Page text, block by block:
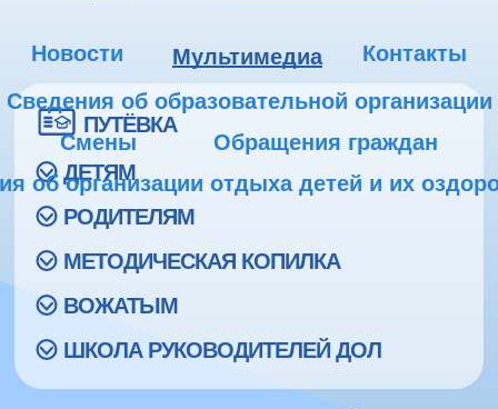
Новости Мультимедиа
Контакты
Сведения об образовательной организации
Смены
Обращения граждан
об организации отдыха детей и их
ПУТЁВКА
ДЕТЯМ
РОДИТЕЛЯМ
МЕТОДИЧЕСКАЯ КОПИЛКА
ВОЖАТЫМ
ШКОЛА РУКОВОДИТЕЛЕЙ ДОЛ